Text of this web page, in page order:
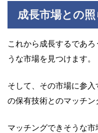
成長市場との
これから成長するであ
うな市場を見つけます。
そして、その市場に参
の保有技術とのマッチン
マッチングできそうな市